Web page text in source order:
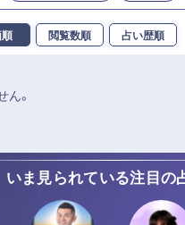
閲覧数順 占い歴順
ん。
いま見られている注目の